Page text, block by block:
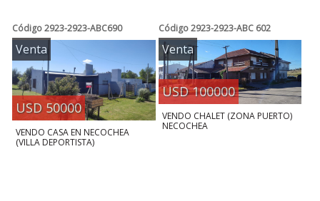
Código2923-2923-ABC690
Venta
USD 50000
VENDO CASA EN NECOCHEA
(VILLA DEPORTISTA)
Código2923-2923-ABC 602
Venta
USD 100000
VENDO CHALET (ZONA PUERTO)
NECOCHEA